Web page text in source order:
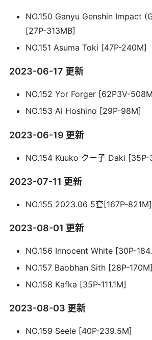
NO.150 Ganyu Genshin Impact
[27P-313MB]
NO.151 Asuma Toki [47P-240M]
2023-06-17 更新
NO.152 Yor Forger [62P3V-
NO.153 Ai Hoshino [29P-98M]
2023-06-19 更新
NO.154 Kuuko クー子 Daki [35P-
2023-07-11 更新
NO.155 2023.06 5套[167P-821M]
2023-08-01 更新
NO.156 Innocent White [30P-
NO.157 Baobhan Sith [28P-170M]
NO.158 Kafka [35P-111.1M]
2023-08-03 更新
NO.159 Seele [40P-239.5M]